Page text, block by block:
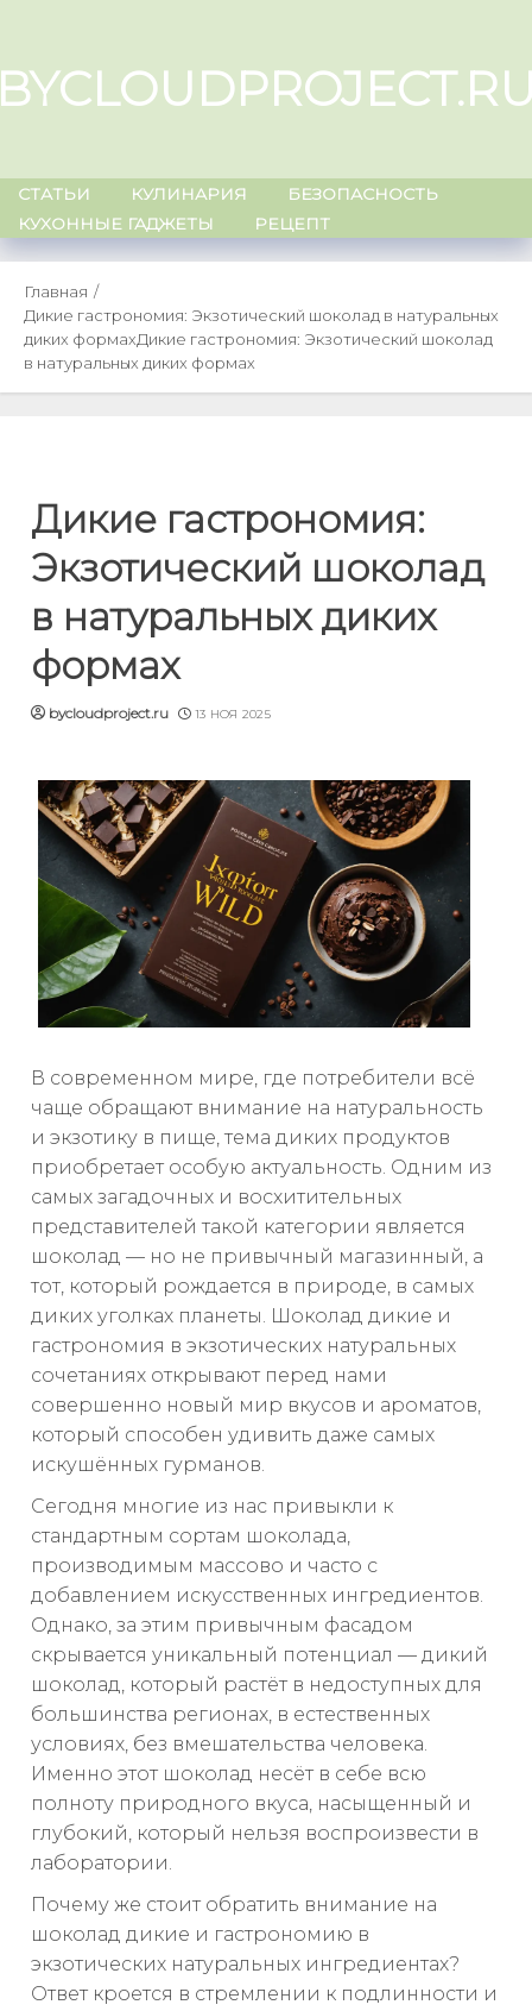
content
СТАТЬИ КУЛИНАРИЯ
БЕЗОПАСНОСТЬ
КУХОННЫЕ ГАДЖЕТЫ
РЕЦЕПТ
Главная
Дикие гастрономия: Экзотический шоколад в натуральных
диких формахДикие гастрономия: Экзотический шоколад
в натуральных диких формах
Дикие гастрономия:
Экзотический шоколад
в натуральных диких
формах
bycloudproject.ru 13 НОЯ 2025
В современном мире, где потребители всё
чаще обращают внимание на натуральность
и экзотику в пище, тема диких продуктов
приобретает особую актуальность. Одним из
самых загадочных и восхитительных
представителей такой категории является
шоколад — но не привычный магазинный, а
тот, который рождается в природе, в самых
диких уголках планеты. Шоколад дикие и
гастрономия в экзотических натуральных
сочетаниях открывают перед нами
совершенно новый мир вкусов и ароматов,
который способен удивить даже самых
искушённых гурманов.
Сегодня многие из нас привыкли к
стандартным сортам шоколада,
производимым массово и часто с
добавлением искусственных ингредиентов.
Однако, за этим привычным фасадом
скрывается уникальный потенциал — дикий
шоколад, который растёт в недоступных для
большинства регионах, в естественных
условиях, без вмешательства человека.
Именно этот шоколад несёт в себе всю
полноту природного вкуса, насыщенный и
глубокий, который нельзя воспроизвести в
лаборатории.
Почему же стоит обратить внимание на
шоколад дикие и гастрономию в
экзотических натуральных ингредиентах?
Ответ кроется в стремлении к подлинности и